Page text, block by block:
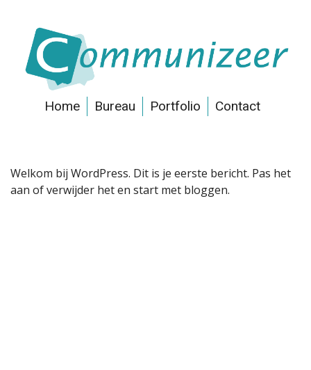
Home Bureau Portfolio Contact
Welkom bij WordPress. Dit is je eerste bericht. Pas het
aan of verwijder het en start met bloggen.